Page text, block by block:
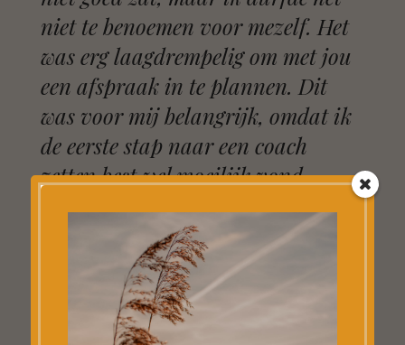
niet te benoemen voor mezelf. Het
was erg laagdrempelig om met jou
een afspraak in te plannen. Dit
was voor mij belangrijk, omdat ik
de eerste stap naar een coach
zetten best wel moeilijk vond.
Daarnaast was het een geheel
vrijblijvende wandeling, waar je
ook gelijk een aantal kritische
vragen stelde die ik met me mee
kon nemen naar huis.''